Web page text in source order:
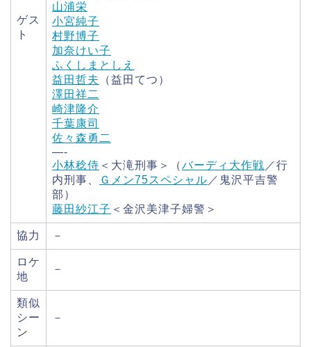
ゲス
ト
山浦栄
小宮純子
村野博子
加奈けい子
ふくしまとしえ
益田哲夫
（益田てつ）
澤田祥二
崎津隆介
千葉康司
佐々森勇二
—-
小林稔侍 ＜大滝刑事＞（バーディ大作戦 ／行
内刑事、
Ｇメン75スペシャル ／鬼沢平吉警
部）
藤田紗江子 ＜金沢美津子婦警＞
協力 －
ロケ
地
－
類似
シー
ン
－